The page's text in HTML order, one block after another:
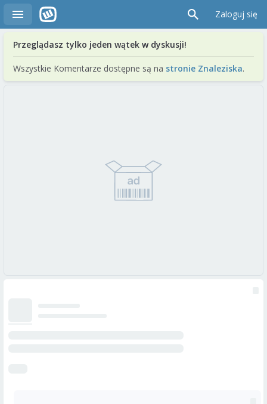
Zaloguj się
Przeglądasz tylko jeden wątek w dyskusji!
Wszystkie Komentarze dostępne są na stronie Znaleziska.